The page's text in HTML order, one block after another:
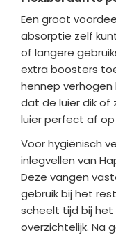
Een groot
absorptie zelf
of langere
extra boosters
hennep
dat de luier dik of
luier perfect af
Voor hygiënisch
inlegvellen van
Deze vangen
gebruik bij het
scheelt tijd bij
overzichtelijk. Na